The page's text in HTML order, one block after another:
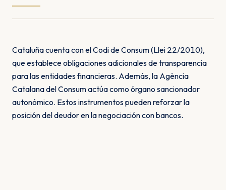
Cataluña cuenta con el Codi de Consum (Llei 22/2010),
que establece obligaciones adicionales de transparencia
para las entidades financieras. Además, la Agència
Catalana del Consum actúa como órgano sancionador
autonómico. Estos instrumentos pueden reforzar la
posición del deudor en la negociación con bancos.